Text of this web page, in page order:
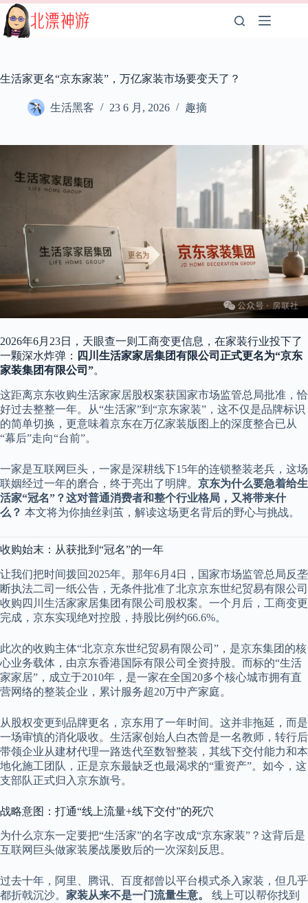
跳
至
内
生活家更名“京东家装”，万亿家装市场要变天了？
生活黑客 23 6 月, 2026 趣摘
2026年6月23日，天眼查一则工商变更信息，在家装行业投下了
一颗深水炸弹： 四川生活家家居集团有限公司正式更名为“京东
家装集团有限公司”。
这距离京东收购生活家家居股权案获国家市场监管总局批准，恰
好过去整整一年。从“生活家”到“京东家装”，这不仅是品牌标识
的简单切换，更意味着京东在万亿家装版图上的深度整合已从
“幕后”走向“台前”。
一家是互联网巨头，一家是深耕线下15年的连锁整装老兵，这场
联姻经过一年的磨合，终于亮出了明牌。 京东为什么要急着给生
活家“冠名”？这对普通消费者和整个行业格局，又将带来什
么？ 本文将为你抽丝剥茧，解读这场更名背后的野心与挑战。
收购始末：从获批到“冠名”的一年
让我们把时间拨回2025年。那年6月4日，国家市场监管总局反垄
断执法二司一纸公告，无条件批准了北京京东世纪贸易有限公司
收购四川生活家家居集团有限公司股权案。一个月后，工商变更
完成，京东实现绝对控股，持股比例约66.6%。
此次的收购主体“北京京东世纪贸易有限公司”，是京东集团的核
心业务载体，由京东香港国际有限公司全资持股。而标的“生活
家家居”，成立于2010年，是一家在全国20多个核心城市拥有直
营网络的整装企业，累计服务超20万中产家庭。
从股权变更到品牌更名，京东用了一年时间。这并非拖延，而是
一场审慎的消化吸收。生活家创始人白杰曾是一名教师，转行后
带领企业从建材代理一路迭代至数智整装，其线下交付能力和本
地化施工团队，正是京东最缺乏也最渴求的“重资产”。如今，这
支部队正式归入京东旗号。
战略意图：打通“线上流量+线下交付”的死穴
为什么京东一定要把“生活家”的名字改成“京东家装”？这背后是
互联网巨头做家装屡战屡败后的一次深刻反思。
过去十年，阿里、腾讯、百度都曾以平台模式杀入家装，但几乎
都折戟沉沙。 家装从来不是一门流量生意。
线上可以帮你找到